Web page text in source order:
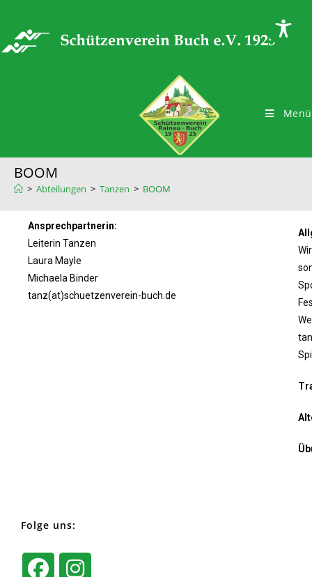
Menü
BOOM
> Abteilungen > Tanzen > BOOM
Ansprechpartnerin:
Leiterin Tanzen
Laura Mayle
Michaela Binder
tanz(at)schuetzenverein-buch.de
Folge uns: